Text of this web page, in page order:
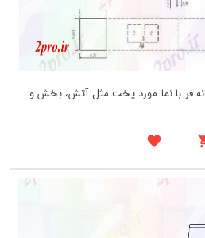
فر با نما مورد پخت مثل آتش، بخش و